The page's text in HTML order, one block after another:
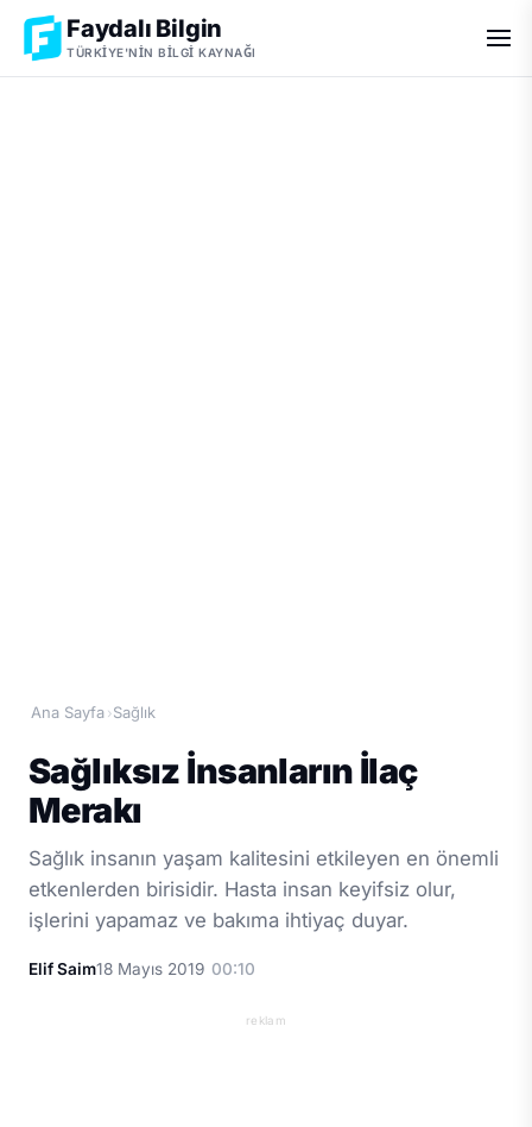
Faydalı Bilgin
TÜRKIYE'NIN BILGI KAYNAĞI
Ana Sayfa ›Sağlık
Sağlıksız İnsanların İlaç
Merakı
Sağlık insanın yaşam kalitesini etkileyen en önemli
etkenlerden birisidir. Hasta insan keyifsiz olur,
işlerini yapamaz ve bakıma ihtiyaç duyar.
Elif Saim18 Mayıs 2019 00:10
reklam